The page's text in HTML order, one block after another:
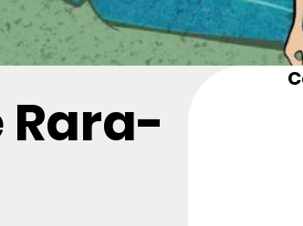
Rara-